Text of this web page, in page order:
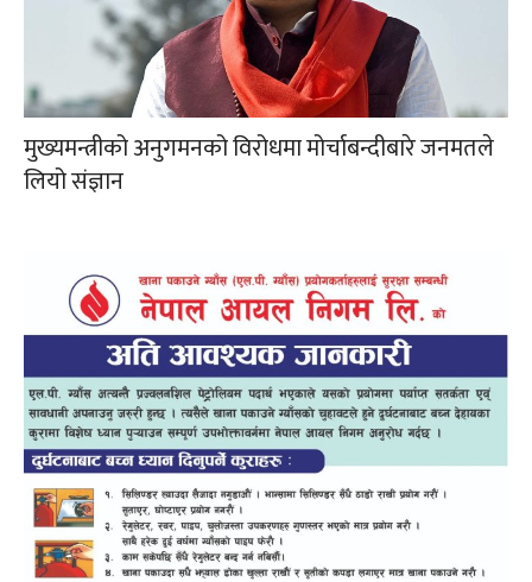
मुख्यमन्त्रीको अनुगमनको विरोधमा मोर्चाबन्दीबारे जनमतले
लियो संज्ञान